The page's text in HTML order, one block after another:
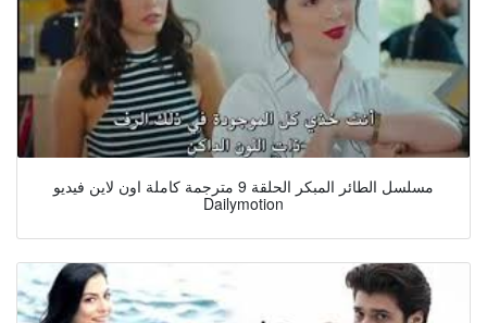
مسلسل الطائر المبكر الحلقة 9 مترجمة كاملة اون لاين فيديو
Dailymotion